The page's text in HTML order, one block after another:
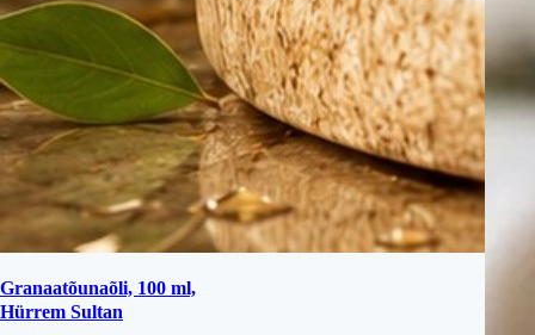
Granaatõunaõli, 100 ml,
Hürrem Sultan